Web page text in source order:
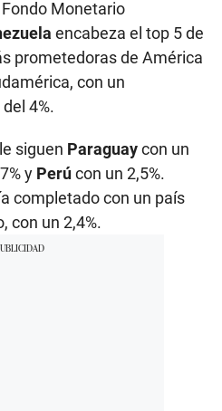
Monetario
encabeza el top 5 de
prometedoras de América
con un
4%.
siguen Paraguaycon un
y Perúcon un 2,5%.
completado con un país
con un 2,4%.